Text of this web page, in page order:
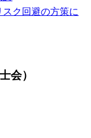
ク回避の方策に
会）